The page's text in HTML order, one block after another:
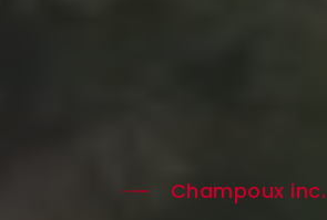
Champoux inc.